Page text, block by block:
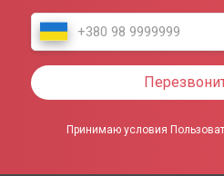
Принимаю условия